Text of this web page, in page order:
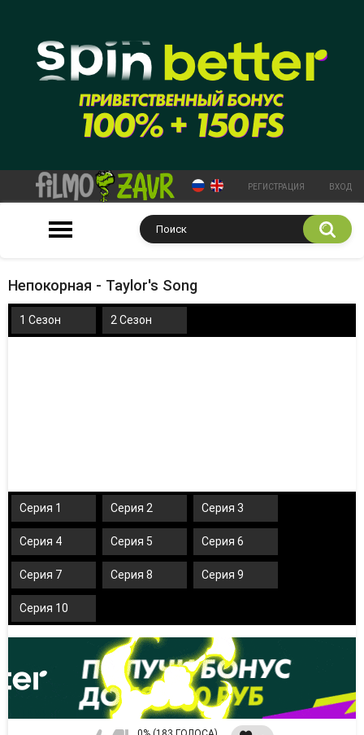
РЕГИСТРАЦИЯ ВХОД
Непокорная - Taylor's Song
1 Сезон 2 Сезон
Серия 1 Серия 2 Серия 3
Серия 4 Серия 5 Серия 6
Серия 7 Серия 8 Серия 9
Серия 10